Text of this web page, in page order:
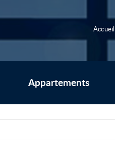
Accueil
Appartements